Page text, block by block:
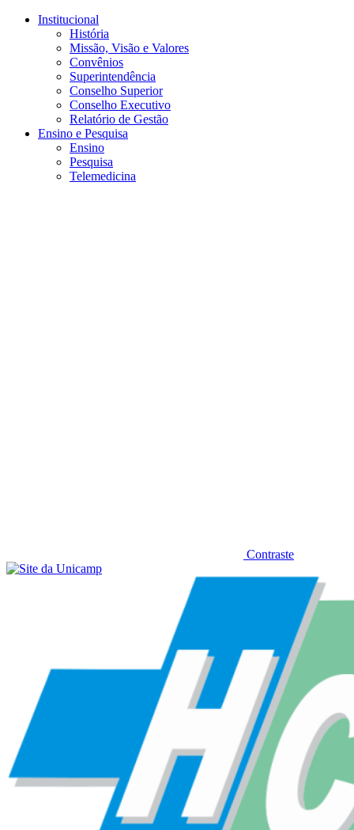
Conteúdo principal
Institucional
História
Missão, Visão e Valores
Convênios
Superintendência
Conselho Superior
Conselho Executivo
Relatório de Gestão
Ensino e Pesquisa
Ensino
Pesquisa
Telemedicina
Contraste